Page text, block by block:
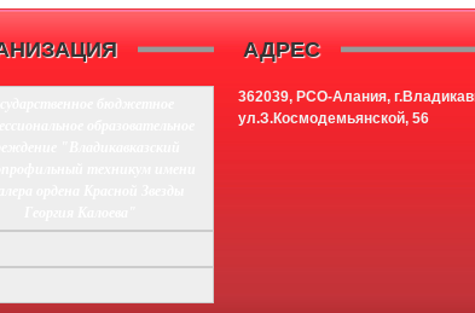
АДРЕС
362039, РСО-Алания,
ул.З.Космодемьянской, 56